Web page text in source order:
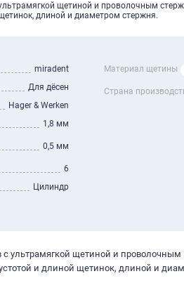
щетиной и проволочным
длиной и диаметром стержня.
miradent
Для дёсен
Hager & Werken
1,8 мм
0,5 мм
6
Цилиндр
Материал щетины
Страна
ультрамягкой щетиной и проволочным
и длиной щетинок, длиной и